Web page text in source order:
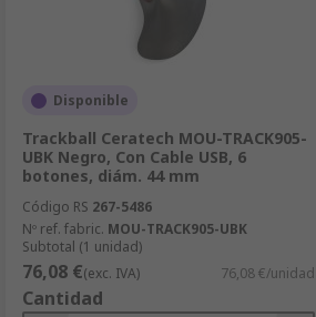
Disponible
Trackball Ceratech MOU-TRACK905-
UBK Negro, Con Cable USB, 6
botones, diám. 44 mm
Código RS 267-5486
Nº ref. fabric. MOU-TRACK905-UBK
Subtotal (1 unidad)
76,08 €(exc. IVA) 76,08 €/unidad
Cantidad